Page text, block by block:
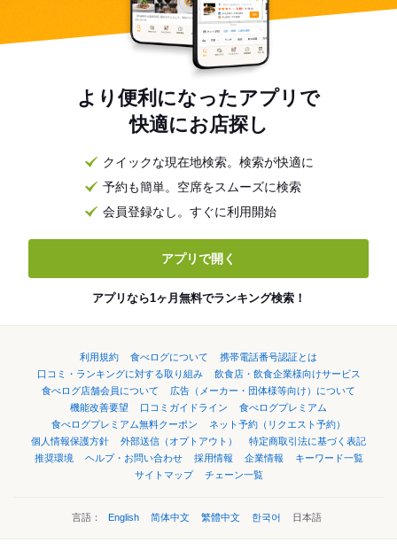
より便利になったアプリで
快適にお店探し
クイックな現在地検索。検索が快適に
予約も簡単。空席をスムーズに検索
会員登録なし。すぐに利用開始
アプリで開く
アプリなら1ヶ月無料でランキング検索！
利用規約 食べログについて
携帯電話番号認証とは
口コミ・ランキングに対する取り組み
飲食店・飲食企業様向けサービス
食べログ店舗会員について
広告（メーカー・団体様等向け）について
機能改善要望
口コミガイドライン
食べログプレミアム
食べログプレミアム無料クーポン
ネット予約（リクエスト予約）
個人情報保護方針
外部送信（オプトアウト）
特定商取引法に基づく表記
推奨環境
ヘルプ・お問い合わせ 採用情報 企業情報
キーワード一覧
サイトマップ
チェーン一覧
言語： English 简体中文 繁體中文 한국어 日本語